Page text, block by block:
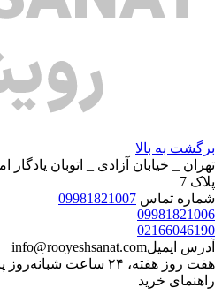
برگشت به بالا
تهران _ خیابان آزادی _ اتوبان یادگار
پلاک 7
شماره تماس 09981821007
09981821006
02166046190
آدرس ایمیلinfo@rooyeshsanat.com
هفت روز هفته، ۲۴ ساعت شبانه‌روز پاسخگوی شما هستیم.
راهنمای خرید